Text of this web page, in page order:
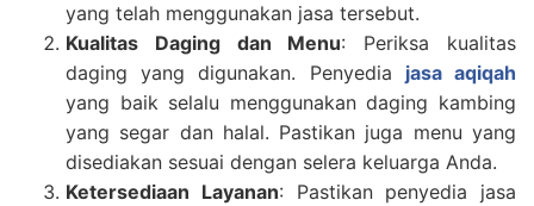
yang telah menggunakan jasa tersebut.
Kualitas Daging dan Menu: Periksa kualitas
daging yang digunakan. Penyedia jasa aqiqah
yang baik selalu menggunakan daging kambing
yang segar dan halal. Pastikan juga menu yang
disediakan sesuai dengan selera keluarga Anda.
Ketersediaan Layanan: Pastikan penyedia jasa